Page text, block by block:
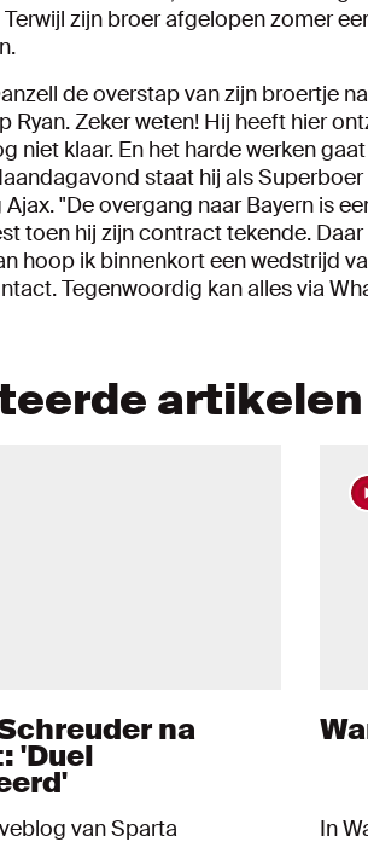
zijn broer afgelopen zomer
de overstap van zijn broertje
Ryan. Zeker weten! Hij heeft hier
niet klaar. En het harde werken
staat hij als
"De overgang naar Bayern is
toen hij zijn contract tekende.
hoop ik binnenkort een wedstrijd
Tegenwoordig kan alles via
artikelen
na
'Duel
van Sparta
In